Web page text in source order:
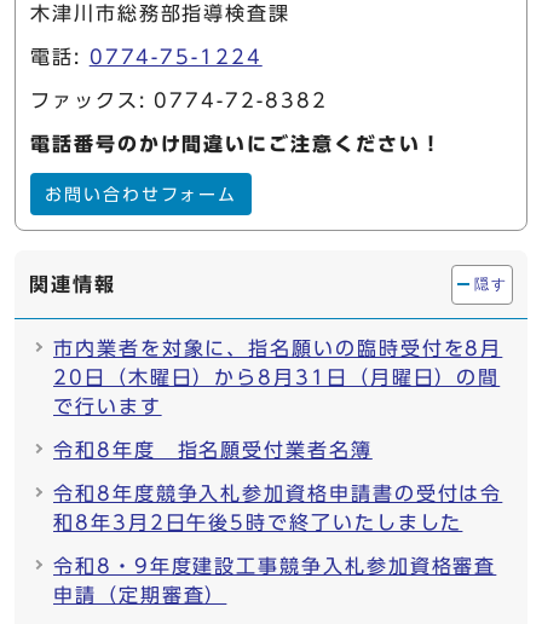
木津川市総務部指導検査課
電話: 0774-75-1224
ファックス: 0774-72-8382
電話番号のかけ間違いにご注意ください！
お問い合わせフォーム
関連情報 隠す
市内業者を対象に、指名願いの臨時受付を8月
20日（木曜日）から8月31日（月曜日）の間
で行います
令和8年度 指名願受付業者名簿
令和8年度競争入札参加資格申請書の受付は令
和8年3月2日午後5時で終了いたしました
令和8・9年度建設工事競争入札参加資格審査
申請（定期審査）